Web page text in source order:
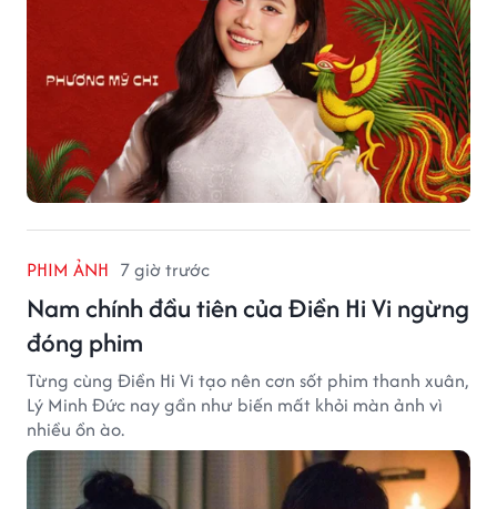
PHIM ẢNH 7 giờ trước
Nam chính đầu tiên của Điền Hi Vi ngừng
đóng phim
Từng cùng Điền Hi Vi tạo nên cơn sốt phim thanh xuân,
Lý Minh Đức nay gần như biến mất khỏi màn ảnh vì
nhiều ồn ào.